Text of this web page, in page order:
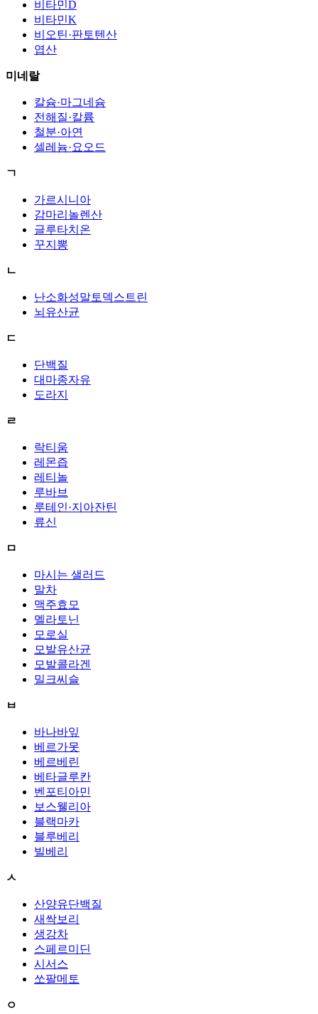
비타민D
비타민K
비오틴·판토텐산
엽산
미네랄
칼슘·마그네슘
전해질·칼륨
철분·아연
셀레늄·요오드
ㄱ
가르시니아
감마리놀렌산
글루타치온
꾸지뽕
ㄴ
난소화성말토덱스트린
뇌유산균
ㄷ
단백질
대마종자유
도라지
ㄹ
락티움
레몬즙
레티놀
루바브
루테인·지아잔틴
류신
ㅁ
마시는 샐러드
말차
맥주효모
멜라토닌
모로실
모발유산균
모발콜라겐
밀크씨슬
ㅂ
바나바잎
베르가못
베르베린
베타글루칸
벤포티아민
보스웰리아
블랙마카
블루베리
빌베리
ㅅ
산양유단백질
새싹보리
생강차
스페르미딘
시서스
쏘팔메토
ㅇ